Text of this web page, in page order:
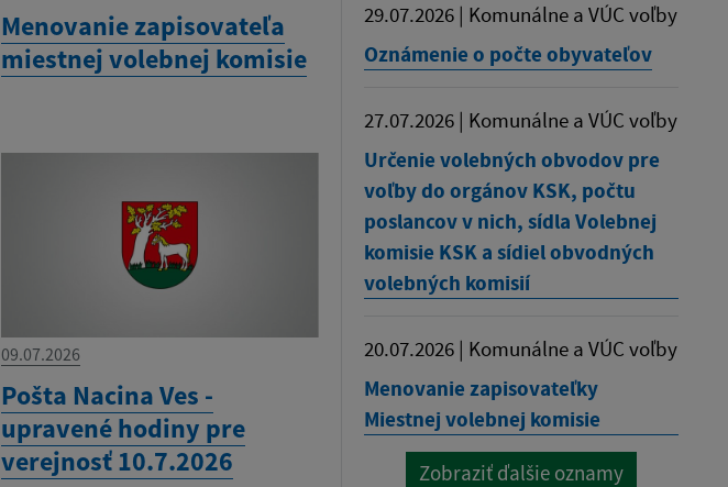
Menovanie zapisovateľa
miestnej volebnej komisie
09.07.2026
Pošta Nacina Ves -
upravené hodiny pre
verejnosť 10.7.2026
29.07.2026 | Komunálne a VÚC voľby
Oznámenie o počte obyvateľov
27.07.2026 | Komunálne a VÚC voľby
Určenie volebných obvodov pre
voľby do orgánov KSK, počtu
poslancov v nich, sídla Volebnej
komisie KSK a sídiel obvodných
volebných komisií
20.07.2026 | Komunálne a VÚC voľby
Menovanie zapisovateľky
Miestnej volebnej komisie
Zobraziť ďalšie oznamy